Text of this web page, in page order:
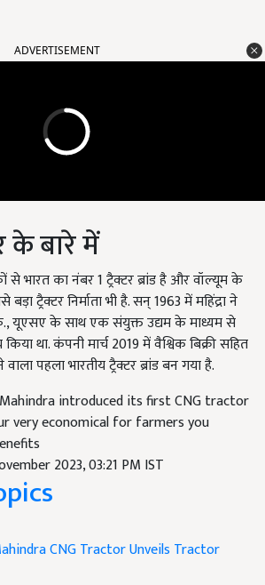
ADVERTISEMENT
के बारे में
से भारत का नंबर 1 ट्रैक्टर ब्रांड है और वॉल्यूम के
ट्रैक्टर निर्माता भी है. सन् 1963 में महिंद्रा ने
यूएसए के साथ एक संयुक्त उद्यम के माध्यम से
था. कंपनी मार्च 2019 में वैश्विक बिक्री सहित
पहला भारतीय ट्रैक्टर ब्रांड बन गया है.
Mahindra introduced its first CNG tractor
very economical for farmers you
2023, 03:21 PM IST
CNG TractorUnveils Tractor